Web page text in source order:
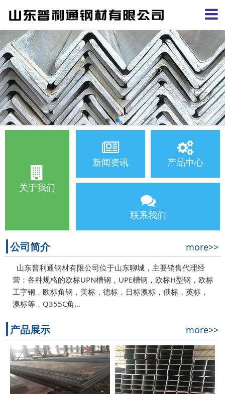
关于我们
新闻资讯 产品中心
联系我们
公司简介 more>>
山东普利通钢材有限公司位于山东聊城，主要销售代理经
营：各种规格的欧标UPN槽钢，UPE槽钢，欧标H型钢，欧标
工字钢，欧标角钢，美标，德标，日标澳标，俄标，英标，
澳标等，Q355C角…
产品展示 more>>